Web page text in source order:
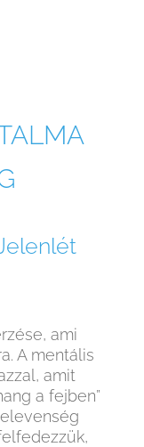
ami
A mentális
amit
a fejben”